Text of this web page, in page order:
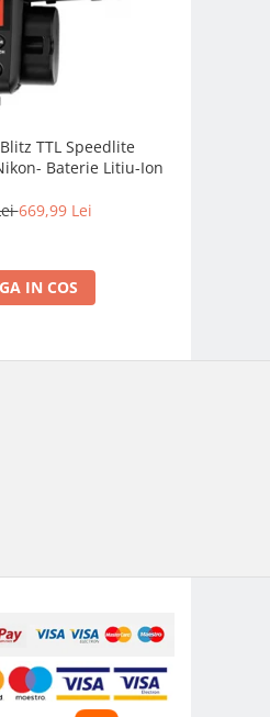
TTL Speedlite
Baterie Litiu-Ion
669,99 Lei
IN COS